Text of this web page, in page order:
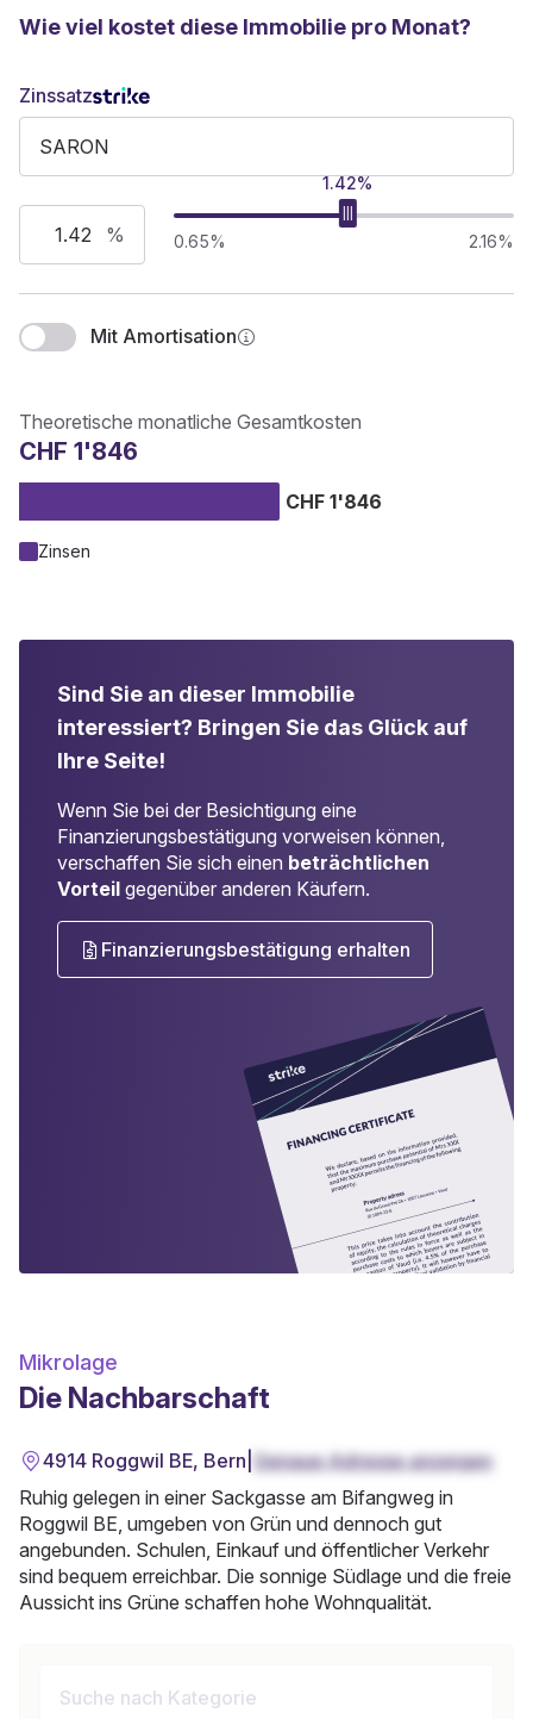
Wie viel kostet diese Immobilie pro Monat?
Zinssatz
%
1.42%
0.65% 2.16%
Mit Amortisation
Theoretische monatliche Gesamtkosten
CHF 1'846
CHF 1'846
Zinsen
Sind Sie an dieser Immobilie
interessiert? Bringen Sie das Glück auf
Ihre Seite!
Wenn Sie bei der Besichtigung eine
Finanzierungsbestätigung vorweisen können,
verschaffen Sie sich einen beträchtlichen
Vorteil gegenüber anderen Käufern.
Finanzierungsbestätigung erhalten
Mikrolage
Die Nachbarschaft
4914 Roggwil BE, Bern Genaue Adresse anzeigen
Ruhig gelegen in einer Sackgasse am Bifangweg in
Roggwil BE, umgeben von Grün und dennoch gut
angebunden. Schulen, Einkauf und öffentlicher Verkehr
sind bequem erreichbar. Die sonnige Südlage und die freie
Aussicht ins Grüne schaffen hohe Wohnqualität.
Suche nach Kategorie